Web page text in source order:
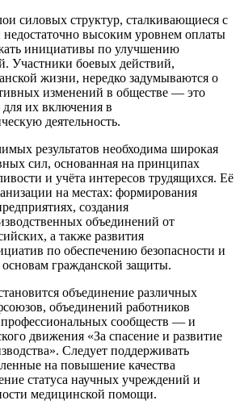
силовых структур, сталкивающиеся с
недостаточно высоким уровнем оплаты
инициативы по улучшению
Участники боевых действий,
жизни, нередко задумываются о
изменений в обществе — это
их включения в
деятельность.
результатов необходима широкая
сил, основанная на принципах
и учёта интересов трудящихся. Её
на местах: формирования
создания
объединений от
а также развития
по обеспечению безопасности и
гражданской защиты.
объединение различных
объединений работников
профессиональных сообществ — и
движения «За спасение и развитие
Следует поддерживать
на повышение качества
статуса научных учреждений и
медицинской помощи.